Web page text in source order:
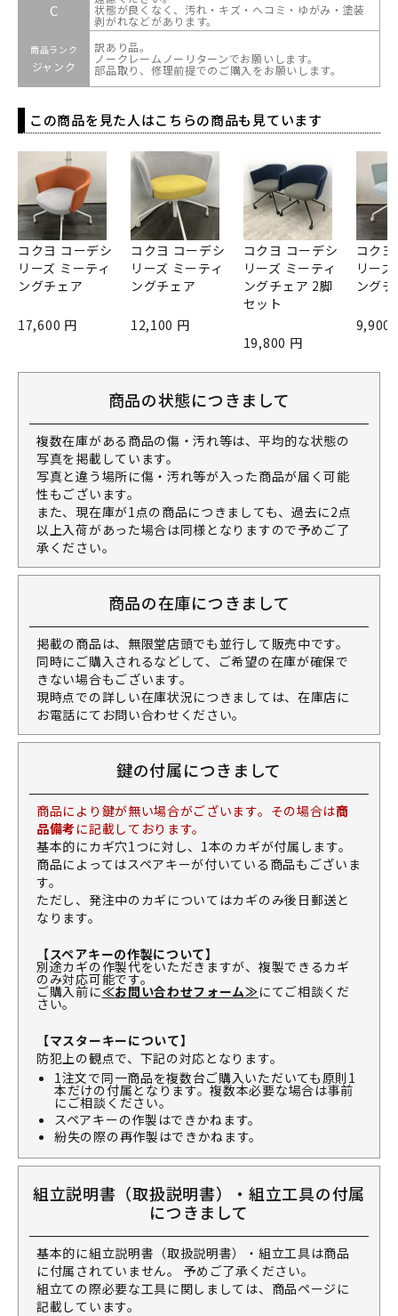
C 状態が良くなく、汚れ・キズ・ヘコミ・ゆがみ・塗装
剥がれなどがあります。
商品ランク
ジャンク
訳あり品。
ノークレームノーリターンでお願いします。
部品取り、修理前提でのご購入をお願いします。
この商品を見た人はこちらの商品も見ています
コクヨ コーデシ
リーズ ミーティ
ングチェア
17,600 円
コクヨ コーデシ
リーズ ミーティ
ングチェア
12,100 円
コクヨ コーデシ
リーズ ミーティ
ングチェア 2脚
セット
19,800 円
コク
リー
ング
9,900
商品の状態につきまして
複数在庫がある商品の傷・汚れ等は、平均的な状態の
写真を掲載しています。
写真と違う場所に傷・汚れ等が入った商品が届く可能
性もございます。
また、現在庫が1点の商品につきましても、過去に2点
以上入荷があった場合は同様となりますので予めご了
承ください。
商品の在庫につきまして
掲載の商品は、無限堂店頭でも並行して販売中です。
同時にご購入されるなどして、ご希望の在庫が確保で
きない場合もございます。
現時点での詳しい在庫状況につきましては、在庫店に
お電話にてお問い合わせください。
鍵の付属につきまして
商品により鍵が無い場合がございます。その場合は商
品備考 に記載しております。
基本的にカギ穴1つに対し、1本のカギが付属します。
商品によってはスペアキーが付いている商品もございま
す。
ただし、発注中のカギについてはカギのみ後日郵送と
なります。
【スペアキーの作製について】
別途カギの作製代をいただきますが、複製できるカギ
のみ対応可能です。
ご購入前に≪お問い合わせフォーム≫にてご相談くだ
さい。
【マスターキーについて】
防犯上の観点で、下記の対応となります。
1注文で同一商品を複数台ご購入いただいても原則1
本だけの付属となります。複数本必要な場合は事前
にご相談ください。
スペアキーの作製はできかねます。
紛失の際の再作製はできかねます。
組立説明書（取扱説明書）・組立工具の付属
につきまして
基本的に組立説明書（取扱説明書）・組立工具は商品
に付属されていません。 予めご了承ください。
組立ての際必要な工具に関しましては、商品ページに
記載しています。